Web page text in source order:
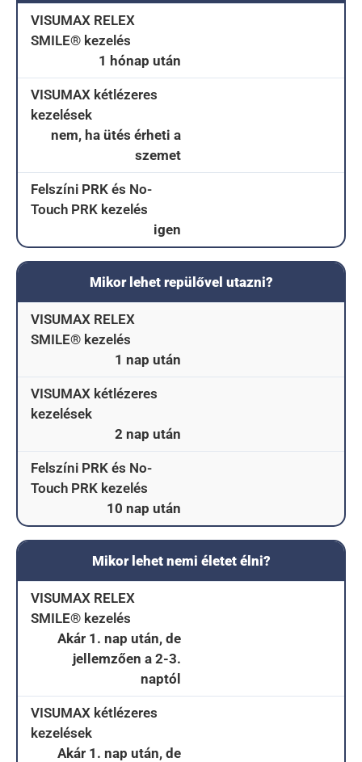
VISUMAX RELEX
SMILE® kezelés
1 hónap után
VISUMAX kétlézeres
kezelések
nem, ha ütés érheti a
szemet
Felszíni PRK és No-
Touch PRK kezelés
igen
Mikor lehet repülővel utazni?
VISUMAX RELEX
SMILE® kezelés
1 nap után
VISUMAX kétlézeres
kezelések
2 nap után
Felszíni PRK és No-
Touch PRK kezelés
10 nap után
Mikor lehet nemi életet élni?
VISUMAX RELEX
SMILE® kezelés
Akár 1. nap után, de
jellemzően a 2-3.
naptól
VISUMAX kétlézeres
kezelések
Akár 1. nap után, de